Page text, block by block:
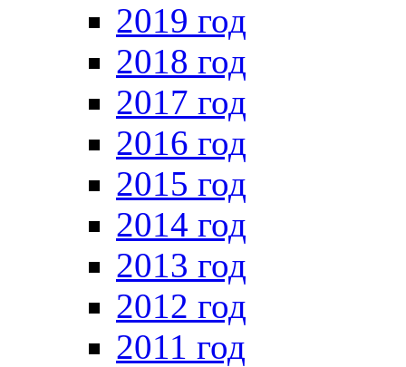
2019 год
2018 год
2017 год
2016 год
2015 год
2014 год
2013 год
2012 год
2011 год